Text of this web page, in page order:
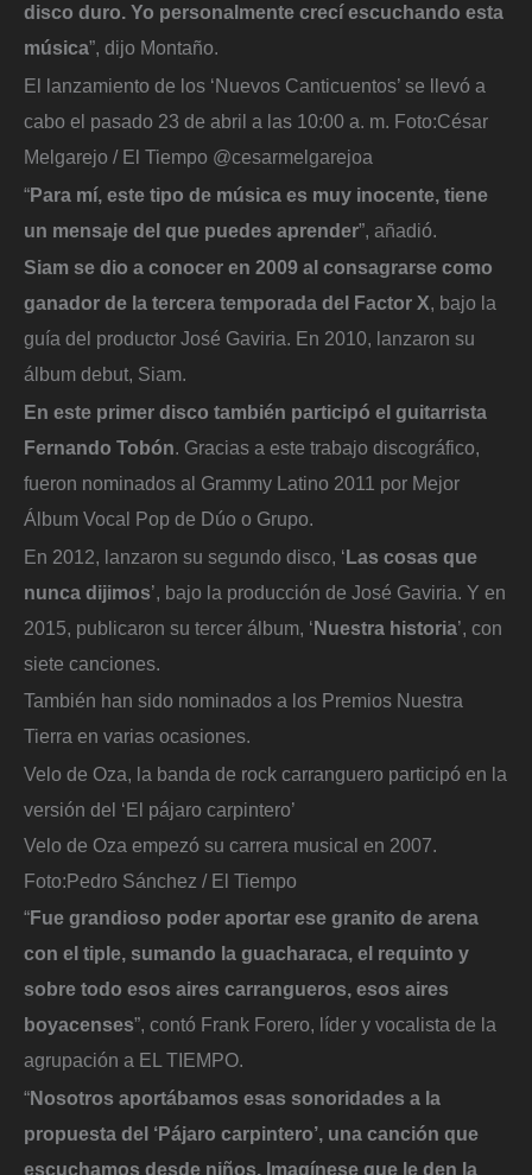
disco duro. Yo personalmente crecí escuchando esta
música”, dijo Montaño.
El lanzamiento de los ‘Nuevos Canticuentos’ se llevó a
cabo el pasado 23 de abril a las 10:00 a. m. Foto:César
Melgarejo / El Tiempo @cesarmelgarejoa
“Para mí, este tipo de música es muy inocente, tiene
un mensaje del que puedes aprender”, añadió.
Siam se dio a conocer en 2009 al consagrarse como
ganador de la tercera temporada del Factor X, bajo la
guía del productor José Gaviria. En 2010, lanzaron su
álbum debut, Siam.
En este primer disco también participó el guitarrista
Fernando Tobón. Gracias a este trabajo discográfico,
fueron nominados al Grammy Latino 2011 por Mejor
Álbum Vocal Pop de Dúo o Grupo.
En 2012, lanzaron su segundo disco, ‘Las cosas que
nunca dijimos’, bajo la producción de José Gaviria. Y en
2015, publicaron su tercer álbum, ‘Nuestra historia’, con
siete canciones.
También han sido nominados a los Premios Nuestra
Tierra en varias ocasiones.
Velo de Oza, la banda de rock carranguero participó en la
versión del ‘El pájaro carpintero’
Velo de Oza empezó su carrera musical en 2007.
Foto:Pedro Sánchez / El Tiempo
“Fue grandioso poder aportar ese granito de arena
con el tiple, sumando la guacharaca, el requinto y
sobre todo esos aires carrangueros, esos aires
boyacenses”, contó Frank Forero, líder y vocalista de la
agrupación a EL TIEMPO.
“Nosotros aportábamos esas sonoridades a la
propuesta del ‘Pájaro carpintero’, una canción que
escuchamos desde niños. Imagínese que le den la